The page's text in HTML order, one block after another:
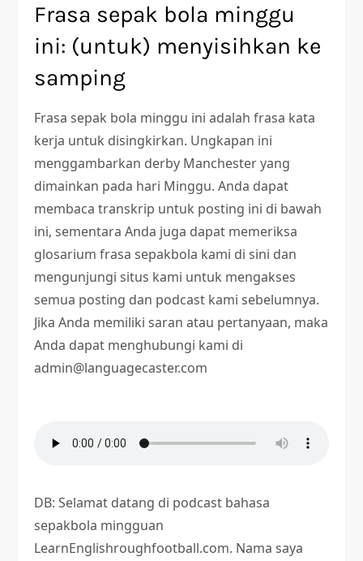
Frasa sepak bola minggu
ini: (untuk) menyisihkan ke
samping
Frasa sepak bola minggu ini adalah frasa kata
kerja untuk disingkirkan. Ungkapan ini
menggambarkan derby Manchester yang
dimainkan pada hari Minggu. Anda dapat
membaca transkrip untuk posting ini di bawah
ini, sementara Anda juga dapat memeriksa
glosarium frasa sepakbola kami di sini dan
mengunjungi situs kami untuk mengakses
semua posting dan podcast kami sebelumnya.
Jika Anda memiliki saran atau pertanyaan, maka
Anda dapat menghubungi kami di
admin@languagecaster.com
DB: Selamat datang di podcast bahasa
sepakbola mingguan
LearnEnglishroughfootball.com. Nama saya